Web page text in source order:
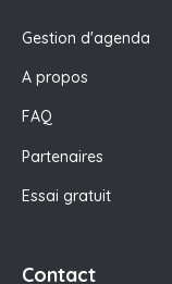
Gestion d'agenda
A propos
FAQ
Partenaires
Essai gratuit
Contact